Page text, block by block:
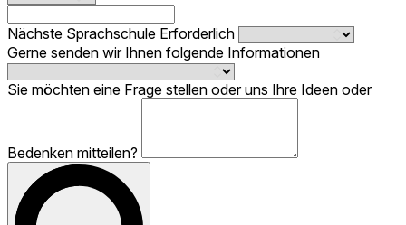
Nächste Sprachschule Erforderlich
Gerne senden wir Ihnen folgende Informationen
Sie möchten eine Frage stellen oder uns Ihre Ideen oder
Bedenken mitteilen?